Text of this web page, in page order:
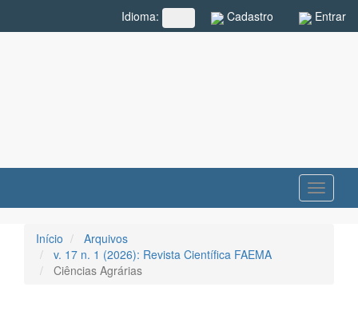
Cadastro Entrar
Idioma: ##plugins.themes.rcf.language.toggle##
Toggle
Início
Arquivos
v. 17 n. 1 (2026): Revista Científica FAEMA
Ciências Agrárias